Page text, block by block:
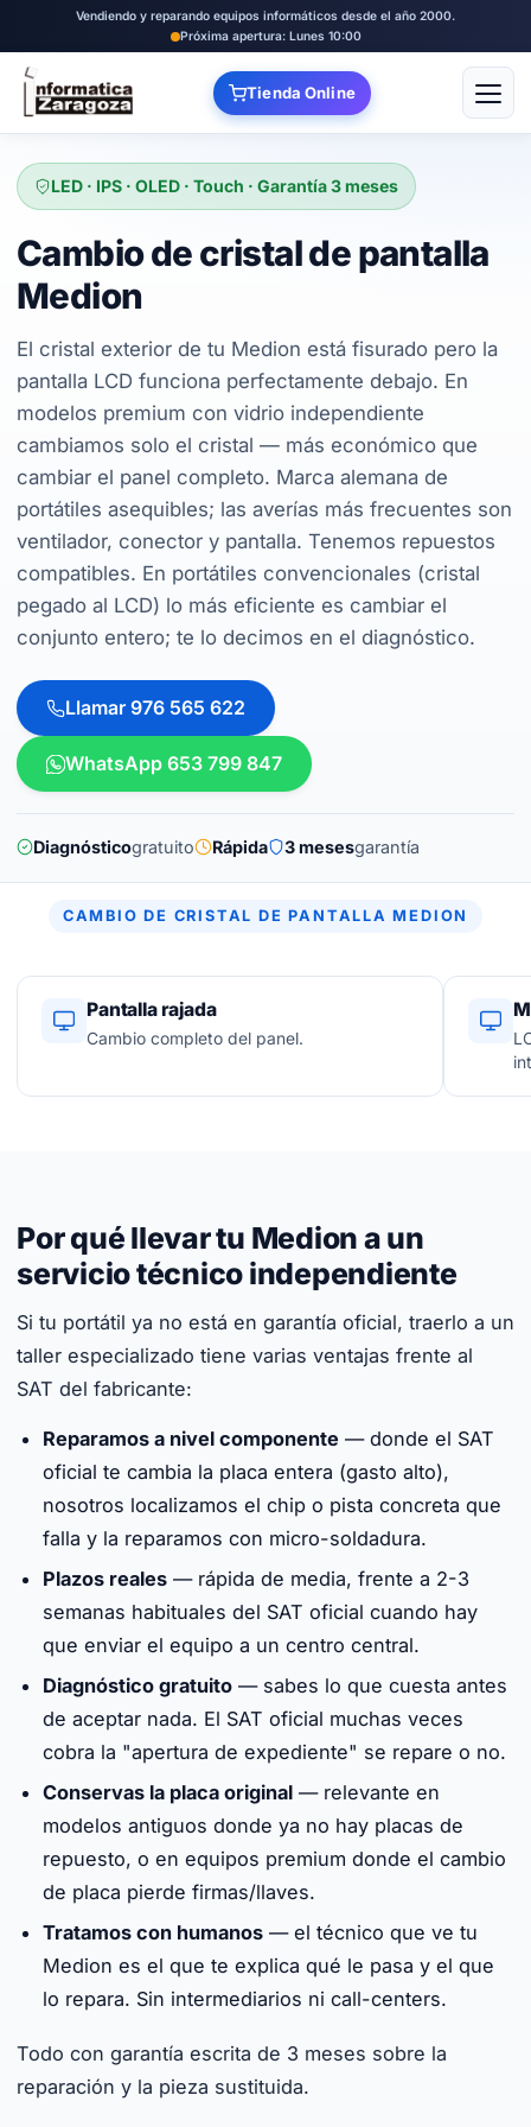
Vendiendo y reparando equipos informáticos desde el año 2000.
Próxima apertura: Lunes 10:00
Tienda Online Abrir
LED · IPS · OLED · Touch · Garantía 3 meses
Cambio de cristal de pantalla
Medion
El cristal exterior de tu Medion está fisurado pero la
pantalla LCD funciona perfectamente debajo. En
modelos premium con vidrio independiente
cambiamos solo el cristal — más económico que
cambiar el panel completo. Marca alemana de
portátiles asequibles; las averías más frecuentes son
ventilador, conector y pantalla. Tenemos repuestos
compatibles. En portátiles convencionales (cristal
pegado al LCD) lo más eficiente es cambiar el
conjunto entero; te lo decimos en el diagnóstico.
Llamar 976 565 622
WhatsApp 653 799 847
Diagnósticogratuito Rápida 3 mesesgarantía
CAMBIO DE CRISTAL DE PANTALLA MEDION
Pantalla rajada
Cambio completo del panel.
Por qué llevar tu Medion a un
servicio técnico independiente
Si tu portátil ya no está en garantía oficial, traerlo a un
taller especializado tiene varias ventajas frente al
SAT del fabricante:
Reparamos a nivel componente — donde el SAT
oficial te cambia la placa entera (gasto alto),
nosotros localizamos el chip o pista concreta que
falla y la reparamos con micro-soldadura.
Plazos reales — rápida de media, frente a 2-3
semanas habituales del SAT oficial cuando hay
que enviar el equipo a un centro central.
Diagnóstico gratuito — sabes lo que cuesta antes
de aceptar nada. El SAT oficial muchas veces
cobra la "apertura de expediente" se repare o no.
Conservas la placa original — relevante en
modelos antiguos donde ya no hay placas de
repuesto, o en equipos premium donde el cambio
de placa pierde firmas/llaves.
Tratamos con humanos — el técnico que ve tu
Medion es el que te explica qué le pasa y el que
lo repara. Sin intermediarios ni call-centers.
Todo con garantía escrita de 3 meses sobre la
reparación y la pieza sustituida.